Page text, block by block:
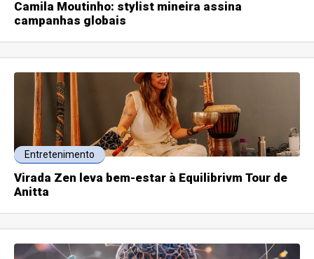
Camila Moutinho: stylist mineira assina
campanhas globais
Entretenimento
Virada Zen leva bem-estar à Equilibrivm Tour de
Anitta